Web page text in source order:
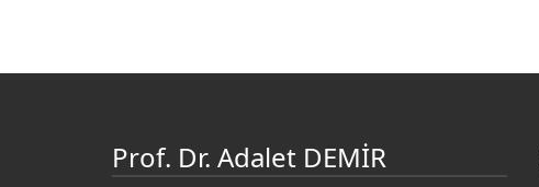
Prof. Dr. Adalet DEMİR